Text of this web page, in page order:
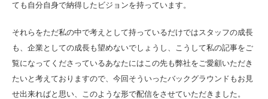
ても自分自身で納得したビジョンを持っています。
それらをただ私の中で考えとして持っているだけではスタッフの成長
も、企業としての成長も望めないでしょうし、こうして私の記事をご
覧になってくださっているあなたにはこの先も弊社をご愛顧いただき
たいと考えておりますので、今回そういったバックグラウンドもお見
せ出来ればと思い、このような形で配信をさせていただきました。